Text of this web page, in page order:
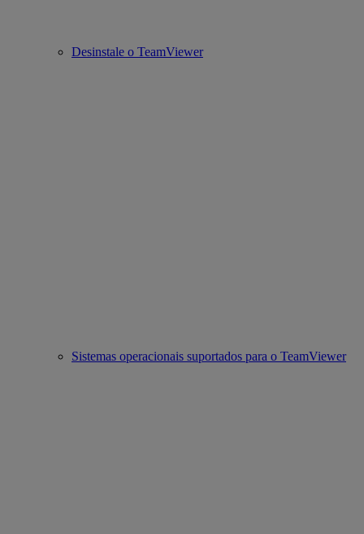
Desinstale o TeamViewer
Sistemas operacionais suportados para o TeamViewer